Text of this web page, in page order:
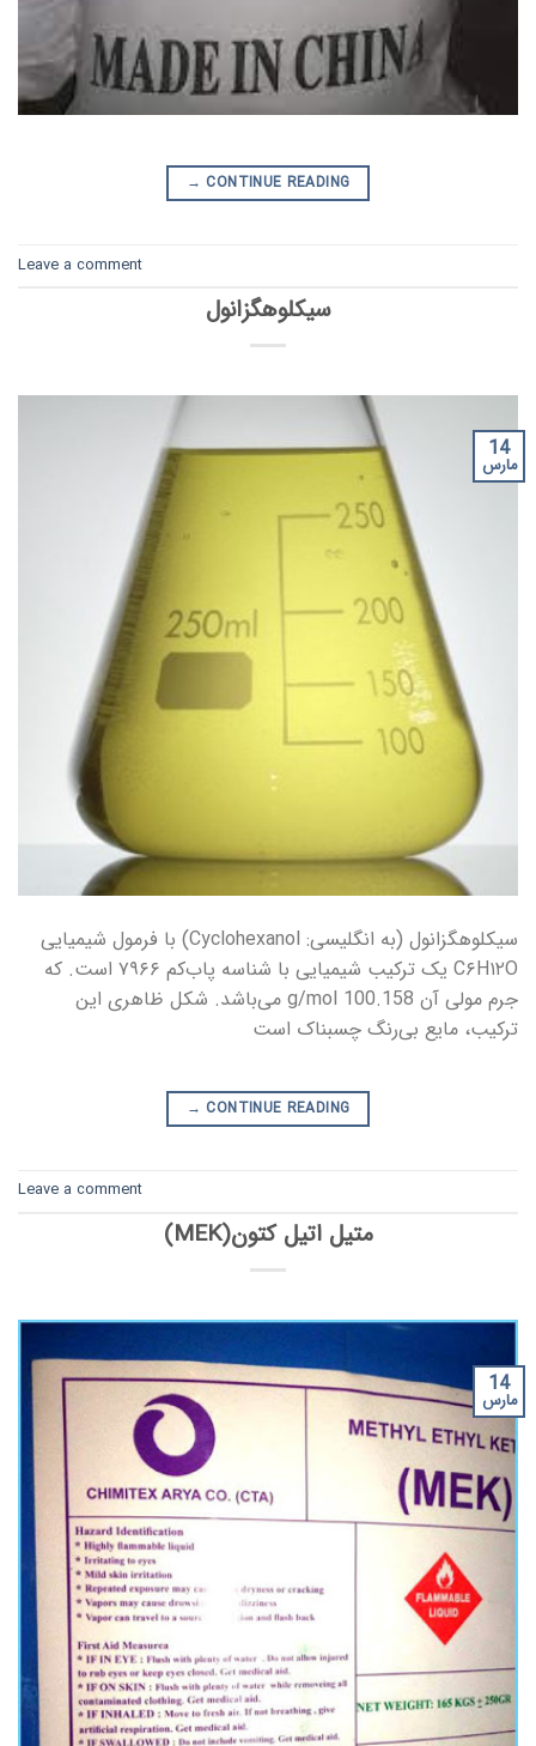
CONTINUE READING
→
Leave a comment
سیکلوهگزانول
14
مارس
سیکلوهگزانول (به انگلیسی: Cyclohexanol) با فرمول شیمیایی
C۶H۱۲O یک ترکیب شیمیایی با شناسه پاب‌کم ۷۹۶۶ است. که
جرم مولی آن 100.158 g/mol می‌باشد. شکل ظاهری این
ترکیب، مایع بی‌رنگ چسبناک است
CONTINUE READING
→
Leave a comment
متیل اتیل کتون(MEK)
14
مارس